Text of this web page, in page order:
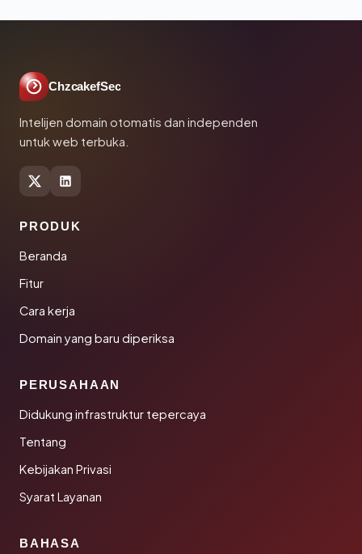
ChzcakefSec
Intelijen domain otomatis dan independen
untuk web terbuka.
PRODUK
Beranda
Fitur
Cara kerja
Domain yang baru diperiksa
PERUSAHAAN
Didukung infrastruktur tepercaya
Tentang
Kebijakan Privasi
Syarat Layanan
BAHASA